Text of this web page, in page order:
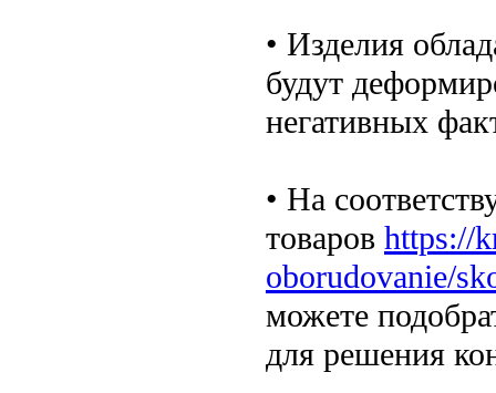
• Изделия
будут
негативных
• На
товаров https://
oborudovanie/
можете
для решения